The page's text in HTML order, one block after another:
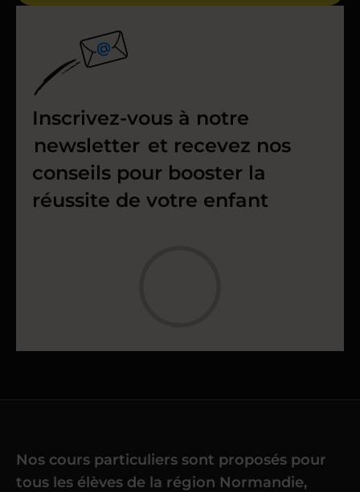
Inscrivez-vous à notre
newsletter et recevez nos
conseils pour booster la
réussite de votre enfant
Nos cours particuliers sont proposés pour
tous les élèves de la région Normandie,